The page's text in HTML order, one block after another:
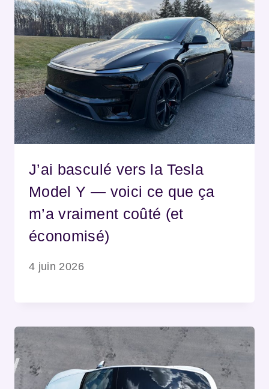
J’ai basculé vers la Tesla
Model Y — voici ce que ça
m’a vraiment coûté (et
économisé)
4 juin 2026